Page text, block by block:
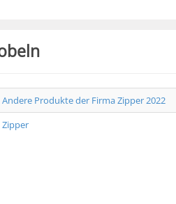
Andere Produkte der Firma Zipper 2022
Zipper